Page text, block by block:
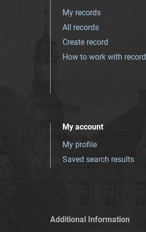
My records
All records
Create record
How to work with record
My account
My profile
Saved search results
Additional Information